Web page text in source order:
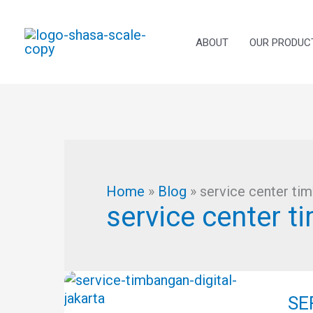
content
ABOUT OUR
Home » Blog » service center
service center